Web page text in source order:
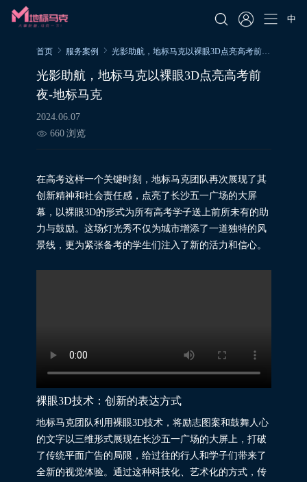
中
首页 服务案例 光影助航，地标马克以裸眼3D点亮高考前夜-地标马克
光影助航，地标马克以裸眼3D点亮高考前
夜-地标马克
2024.06.07
660 浏览
在高考这样一个关键时刻，地标马克团队再次展现了其
创新精神和社会责任感，点亮了长沙五一广场的大屏
幕，以裸眼3D的形式为所有高考学子送上前所未有的助
力与鼓励。这场灯光秀不仅为城市增添了一道独特的风
景线，更为紧张备考的学生们注入了新的活力和信心。
裸眼3D技术：创新的表达方式
地标马克团队利用裸眼3D技术，将励志图案和鼓舞人心
的文字以三维形式展现在长沙五一广场的大屏上，打破
了传统平面广告的局限，给过往的行人和学子们带来了
全新的视觉体验。通过这种科技化、艺术化的方式，传